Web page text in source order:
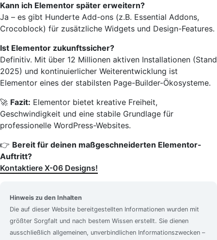
Kann ich Elementor später erweitern?
Ja – es gibt Hunderte Add-ons (z.B. Essential Addons,
Crocoblock) für zusätzliche Widgets und Design-Features.
Ist Elementor zukunftssicher?
Definitiv. Mit über 12 Millionen aktiven Installationen (Stand
2025) und kontinuierlicher Weiterentwicklung ist
Elementor eines der stabilsten Page-Builder-Ökosysteme.
🚀 Fazit: Elementor bietet kreative Freiheit,
Geschwindigkeit und eine stabile Grundlage für
professionelle WordPress-Websites.
👉 Bereit für deinen maßgeschneiderten Elementor-
Auftritt?
Kontaktiere X-06 Designs!
Hinweis zu den Inhalten
Die auf dieser Website bereitgestellten Informationen wurden mit
größter Sorgfalt und nach bestem Wissen erstellt. Sie dienen
ausschließlich allgemeinen, unverbindlichen Informationszwecken –